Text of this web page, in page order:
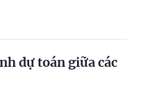
dự toán giữa các